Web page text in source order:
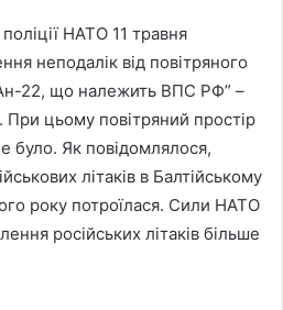
НАТО 11 травня
неподалік від повітряного
Ан-22, що належить ВПС РФ” –
При цьому повітряний простір
було. Як повідомлялося,
літаків в Балтійському
року потроїлася. Сили НАТО
російських літаків більше